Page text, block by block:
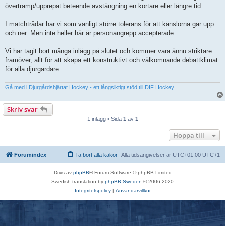
övertramp/upprepat beteende avstängning en kortare eller längre tid.
I matchtrådar har vi som vanligt större tolerans för att känslorna går upp
och ner. Men inte heller här är personangrepp accepterade.
Vi har tagit bort många inlägg på slutet och kommer vara ännu striktare
framöver, allt för att skapa ett konstruktivt och välkomnande debattklimat
för alla djurgårdare.
Gå med i Djurgårdshjärtat Hockey - ett långsiktigt stöd till DIF Hockey
Skriv svar
1 inlägg • Sida 1 av 1
Hoppa till
Forumindex Alla tidsangivelser är UTC+01:00 UTC+1
Ta bort alla kakor
Drivs av phpBB® Forum Software © phpBB Limited
Swedish translation by phpBB Sweden © 2006-2020
Integritetspolicy| Användarvillkor